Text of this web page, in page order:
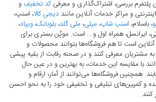
پلتفرم بررسی، اشتراک‌گذاری و معرفیکد تخفیف و
و مراکز خدمات آنلاین مانند دیجی کالا، اسنپ،
، باسلام، اسنپ شاپ، میلی، ملی گلد، بلوبانک، ویپاد،
ایرانسل، همراه اول و... است. موپُن بستری برای
است تا هم فروشگاه‌ها بتوانند محصولات و
مشتریان معرفی کنند و در صحنه رقابت از بقیه پیشی
با مقایسه این خدمات، به بهترین و در عین حال
همچنین فروشگاه‌ها می‌توانند از آمار، ارقام و
و کمپین‌های تبلیغی و تخفیفی خود را به نحو احسن
کنند.